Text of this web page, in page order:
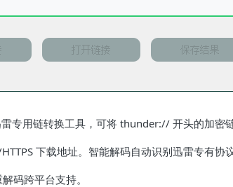
专用链转换工具，可将 thunder:// 开头的加密
下载地址。智能解码自动识别迅雷专有协
码跨平台支持。